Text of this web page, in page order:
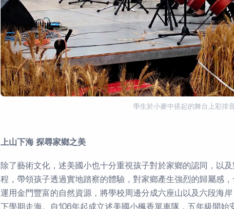
學生於小麥中搭起的舞台上彩排
上山下海 探尋家鄉之美
除了藝術文化，述美國小也十分重視孩子對於家鄉的認同，以
程，帶領孩子透過實地踏察的體驗，對家鄉產生強烈的歸屬感
運用金門豐富的自然資源，將學校周邊分成六座山以及六段海
下學期走海。自106年起成立述美國小楓香單車隊，五年級開